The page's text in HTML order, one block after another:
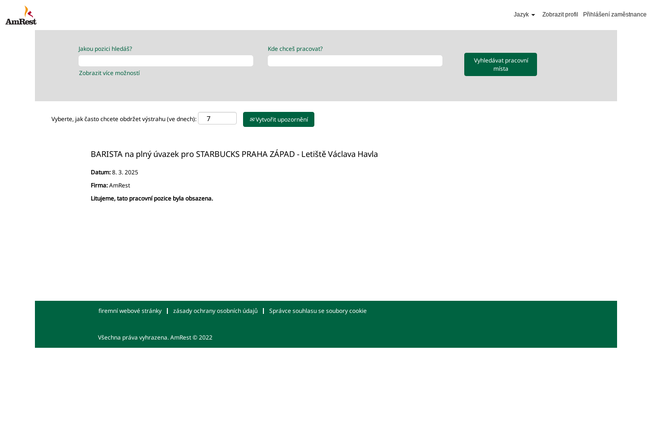
Jazyk Zobrazit profil Přihlášení zaměstnance
Jakou pozici hledáš? Kde chceš pracovat?
Zobrazit více možností
Vyberte, jak často chcete obdržet výstrahu (ve dnech): Vytvořit upozornění
BARISTA na plný úvazek pro STARBUCKS PRAHA ZÁPAD - Letiště Václava Havla
Datum:8. 3. 2025
Firma:AmRest
Litujeme, tato pracovní pozice byla obsazena.
firemní webové stránky zásady ochrany osobních údajů Správce souhlasu se soubory cookie
Všechna práva vyhrazena. AmRest © 2022